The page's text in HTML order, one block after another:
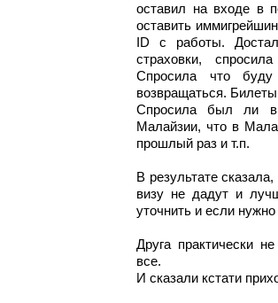
оставил на входе в
оставить
ID с работы.
страховки,
Спросила что
возвращаться.
Спросила был ли
Малайзии, что в
прошлый раз и т.п.
В результате
визу не дадут и
уточнить и если
Друга практически
все.
И сказали кстати